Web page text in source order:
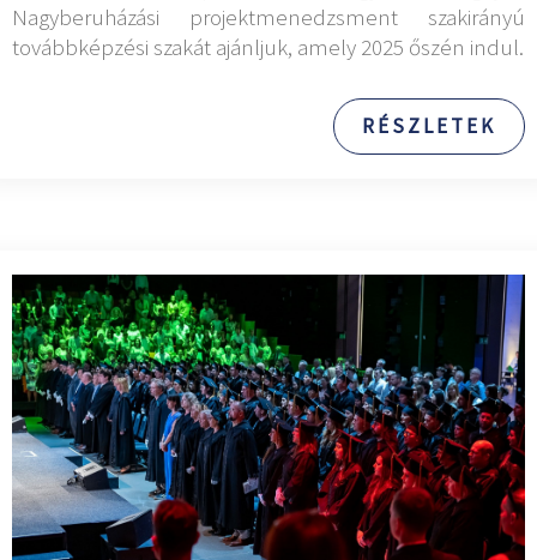
Nagyberuházási projektmenedzsment szakirányú
továbbképzési szakát ajánljuk, amely 2025 őszén indul.
RÉSZLETEK